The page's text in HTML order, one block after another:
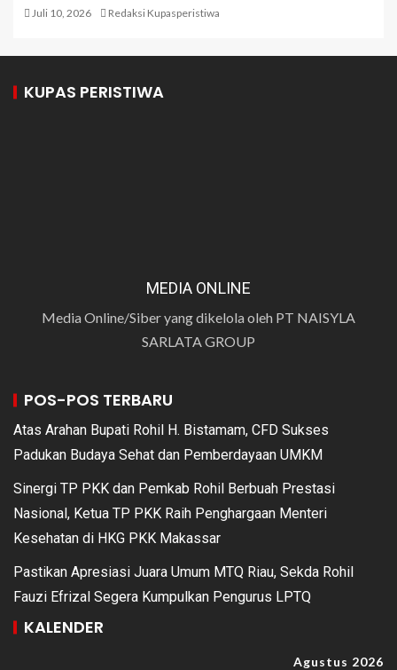
Juli 10, 2026 Redaksi Kupasperistiwa
KUPAS PERISTIWA
MEDIA ONLINE
Media Online/Siber yang dikelola oleh PT NAISYLA
SARLATA GROUP
POS-POS TERBARU
Atas Arahan Bupati Rohil H. Bistamam, CFD Sukses
Padukan Budaya Sehat dan Pemberdayaan UMKM
Sinergi TP PKK dan Pemkab Rohil Berbuah Prestasi
Nasional, Ketua TP PKK Raih Penghargaan Menteri
Kesehatan di HKG PKK Makassar
Pastikan Apresiasi Juara Umum MTQ Riau, Sekda Rohil
Fauzi Efrizal Segera Kumpulkan Pengurus LPTQ
KALENDER
Agustus 2026